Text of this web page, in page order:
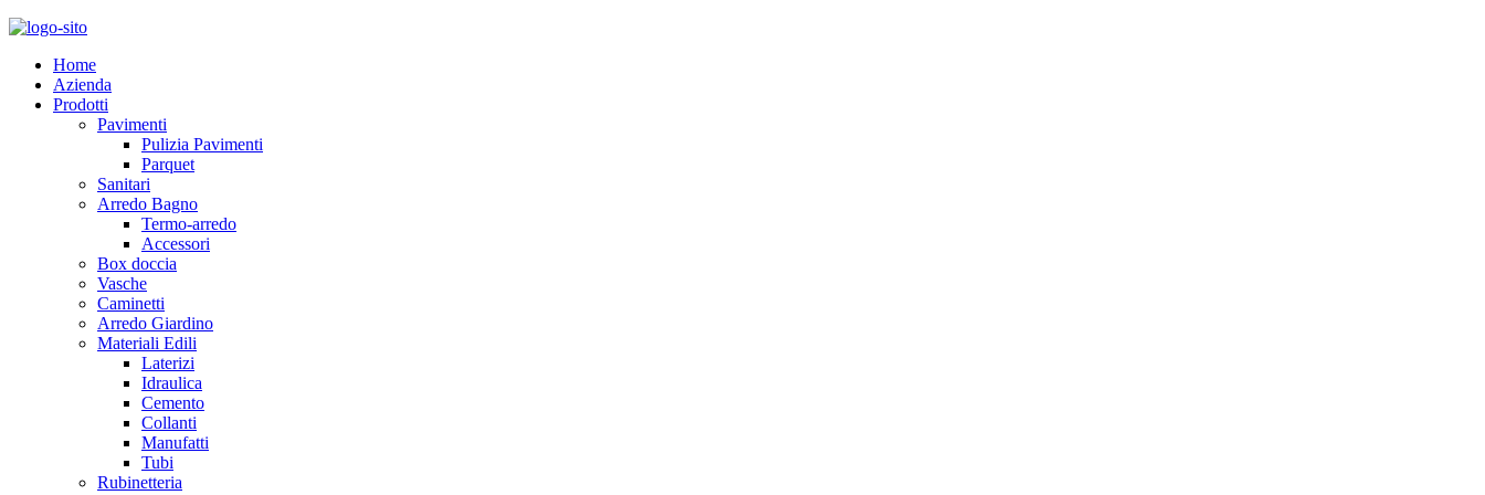
Home
Azienda
Prodotti
Pavimenti
Pulizia Pavimenti
Parquet
Sanitari
Arredo Bagno
Termo-arredo
Accessori
Box doccia
Vasche
Caminetti
Arredo Giardino
Materiali Edili
Laterizi
Idraulica
Cemento
Collanti
Manufatti
Tubi
Rubinetteria